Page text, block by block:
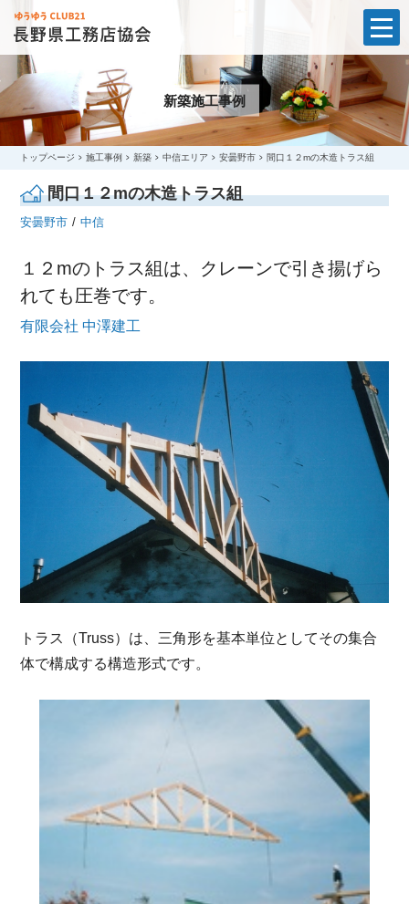
t
o
g
g
l
e
n
a
v
t
i
新築施工事例
トップページ 施工事例 新築 中信エリア 安曇野市 間口１２mの木造トラス組
間口１２mの木造トラス組
安曇野市 中信
１２mのトラス組は、クレーンで引き揚げら
れても圧巻です。
有限会社 中澤建工
トラス（Truss）は、三角形を基本単位としてその集合
体で構成する構造形式です。